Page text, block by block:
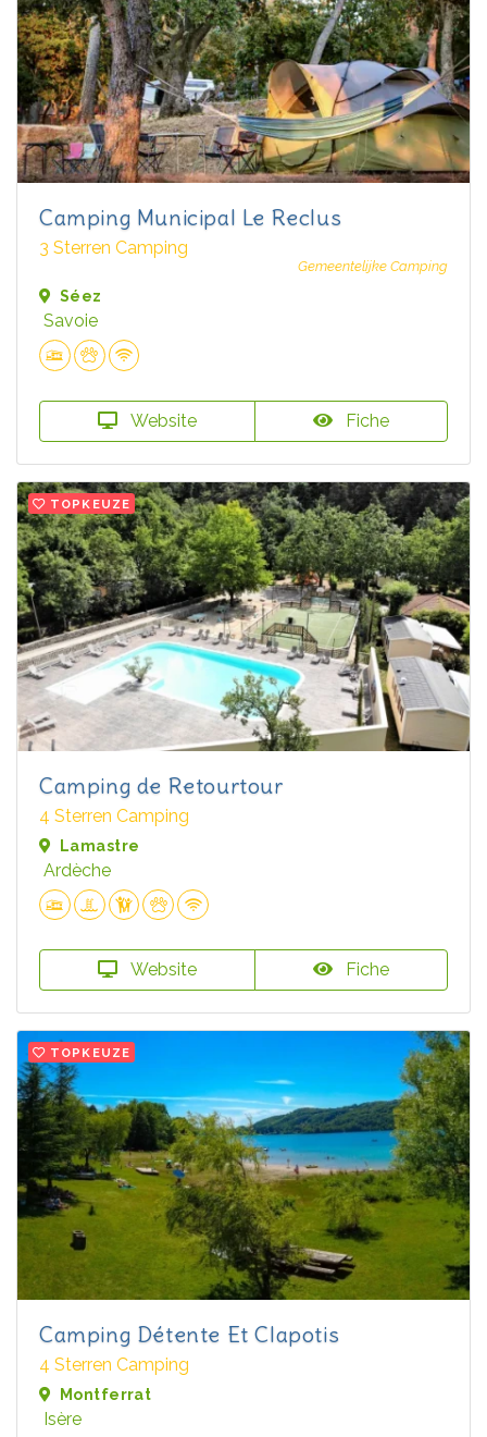
Camping Municipal Le Reclus
3 Sterren Camping
Gemeentelijke Camping
Séez
Savoie
Website Fiche
TOPKEUZE
Camping de Retourtour
4 Sterren Camping
Lamastre
Ardèche
Website Fiche
TOPKEUZE
Camping Détente Et Clapotis
4 Sterren Camping
Montferrat
Isère